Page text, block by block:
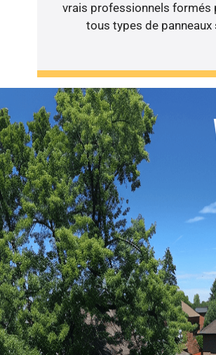
vrais professionnels formés
tous types de panneaux